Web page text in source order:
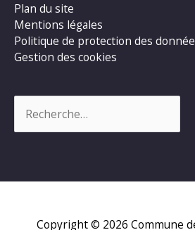
Plan du site
Mentions légales
Politique de protection des
Gestion des cookies
Copyright © 2026 Commune